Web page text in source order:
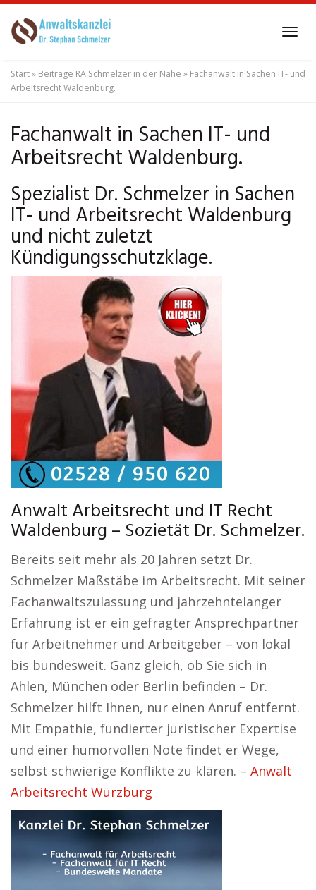
to
content
Start» Beiträge RA Schmelzer in der Nähe » Fachanwalt in Sachen IT- und
Arbeitsrecht Waldenburg.
Fachanwalt in Sachen IT- und
Arbeitsrecht Waldenburg.
Spezialist Dr. Schmelzer in Sachen
IT- und Arbeitsrecht Waldenburg
und nicht zuletzt
Kündigungsschutzklage.
Anwalt Arbeitsrecht und IT Recht
Waldenburg – Sozietät Dr. Schmelzer.
Bereits seit mehr als 20 Jahren setzt Dr.
Schmelzer Maßstäbe im Arbeitsrecht. Mit seiner
Fachanwaltszulassung und jahrzehntelanger
Erfahrung ist er ein gefragter Ansprechpartner
für Arbeitnehmer und Arbeitgeber – von lokal
bis bundesweit. Ganz gleich, ob Sie sich in
Ahlen, München oder Berlin befinden – Dr.
Schmelzer hilft Ihnen, nur einen Anruf entfernt.
Mit Empathie, fundierter juristischer Expertise
und einer humorvollen Note findet er Wege,
selbst schwierige Konflikte zu klären. – Anwalt
Arbeitsrecht Würzburg